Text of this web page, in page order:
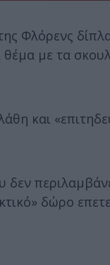
Φλόρενς
με τα
και
δώρο